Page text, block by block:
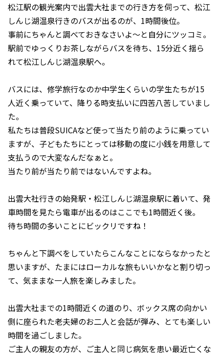
松江駅の観光案内で出雲大社までの行き方を伺って、松江
しんじ湖温泉行きのバスが出るのが、1時間後位。
事前にちゃんと調べておきなさいよ〜と自分にツッコミ。
駅前でゆっくりお茶しながらバスを待ち、15分近く揺ら
れて松江しんじ湖温泉駅へ。
バスには、修学旅行なのか中学生くらいの学生たちが15
人近く乗っていて、降りる時支払いに四苦八苦していまし
た。
私たちは普段SUICAなど使って当たり前のように乗ってい
ますが、子どもたちにとっては移動の度に小銭を用意して
支払うので大変なんだなぁと。
当たり前が当たり前ではないんですよね。
出雲大社行きの始発駅・松江しんじ湖温泉駅に着いて、発
車時間を見たら電車が出るのはここでも1時間近く後。
待ち時間の多いことにビックリですね！
ちゃんと下調べをしていたらこんなことにならなかったと
思いますが、たまにはローカルな旅もいいかなと割り切っ
て、気ままな一人旅を楽しみました。
出雲大社までの1時間近くの道のり、ボックス席の向かい
側に座られた老夫婦のお二人と会話が弾み、とても楽しい
時間を過ごしました。
ご主人の親友の方が、ご主人と同じ病気を患い最近亡くな